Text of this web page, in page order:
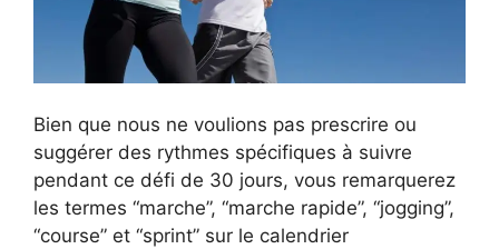
Bien que nous ne voulions pas prescrire ou
suggérer des rythmes spécifiques à suivre
pendant ce défi de 30 jours, vous remarquerez
les termes “marche”, “marche rapide”, “jogging”,
“course” et “sprint” sur le calendrier